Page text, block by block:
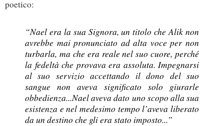
poetico:
“Nael era la sua Signora, un titolo che Alik non
avrebbe mai pronunciato ad alta voce per non
turbarla, ma che era reale nel suo cuore, perché
la fedeltà che provava era assoluta. Impegnarsi
al suo servizio accettando il dono del suo
sangue non aveva significato solo giurarle
obbedienza...Nael aveva dato uno scopo alla sua
esistenza e nel medesimo tempo l’aveva liberato
da un destino che gli era stato imposto...”